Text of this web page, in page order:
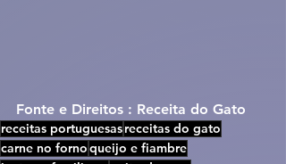
Fonte e Direitos : Receita do Gato
receitas portuguesasreceitas do gato
carne no fornoqueijo e fiambre